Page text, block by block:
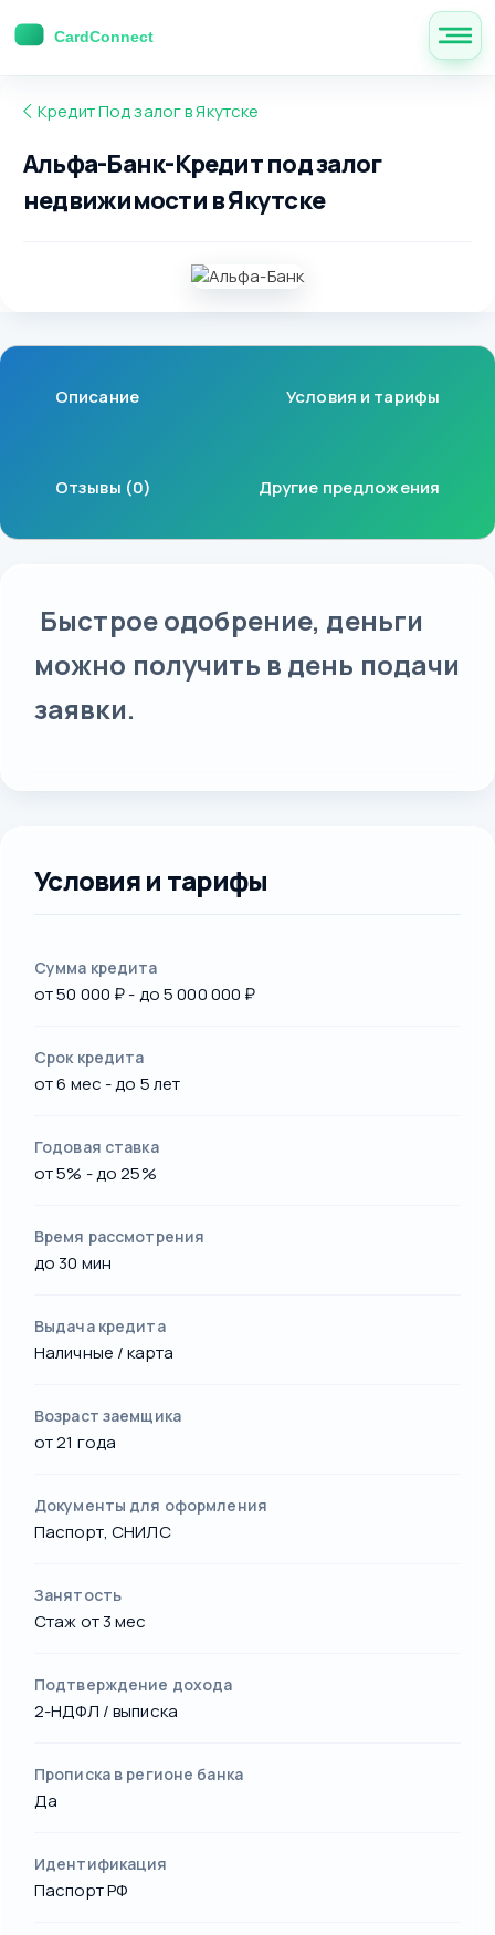
Кредит Под залог в Якутске
Альфа-Банк-Кредит под залог
недвижимости в Якутске
Описание Условия и тарифы
Отзывы (0) Другие предложения
Быстрое одобрение, деньги
можно получить в день подачи
заявки.
Условия и тарифы
Сумма кредита
от 50 000 ₽ - до 5 000 000 ₽
Срок кредита
от 6 мес - до 5 лет
Годовая ставка
от 5% - до 25%
Время рассмотрения
до 30 мин
Выдача кредита
Наличные / карта
Возраст заемщика
от 21 года
Документы для оформления
Паспорт, СНИЛС
Занятость
Стаж от 3 мес
Подтверждение дохода
2-НДФЛ / выписка
Прописка в регионе банка
Да
Идентификация
Паспорт РФ